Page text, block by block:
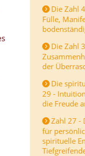
Die Zahl
Fülle,
Die Zahl
der
Die
29 -
die Freude
Zahl 27 -
für
spirituelle